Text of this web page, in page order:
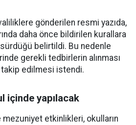
gönderilen resmi yazıda,
daha önce bildirilen kurallara
sürdüğü belirtildi. Bu nedenle
gerekli tedbirlerin alınması
takip edilmesi istendi.
içinde yapılacak
mezuniyet etkinlikleri, okulların